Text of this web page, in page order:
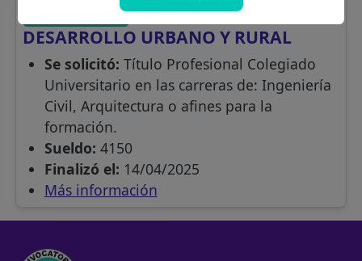
GERENCIA DE OBRAS,
DESARROLLO URBANO Y RURAL
Se solicitó: Título Profesional Colegiado
Universitario en las carreras de: Ingeniería
Civil, Arquitectura o afines para la
formación.
Sueldo: 4150
Finalizó el: 14/04/2025
Más información